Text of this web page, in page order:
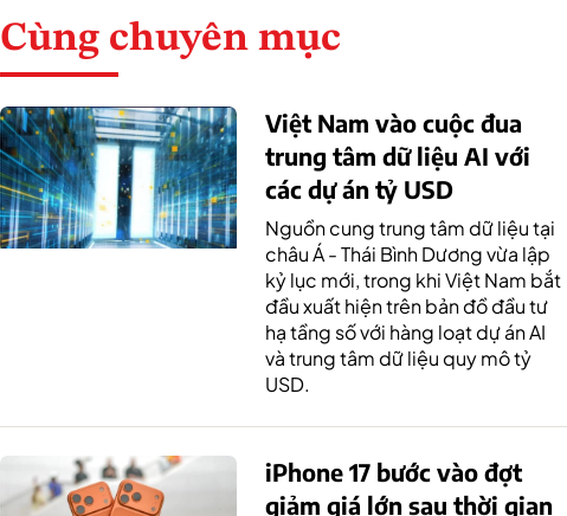
Cùng chuyên mục
Việt Nam vào cuộc đua
trung tâm dữ liệu AI với
các dự án tỷ USD
Nguồn cung trung tâm dữ liệu tại
châu Á - Thái Bình Dương vừa lập
kỷ lục mới, trong khi Việt Nam bắt
đầu xuất hiện trên bản đồ đầu tư
hạ tầng số với hàng loạt dự án AI
và trung tâm dữ liệu quy mô tỷ
USD.
iPhone 17 bước vào đợt
giảm giá lớn sau thời gian